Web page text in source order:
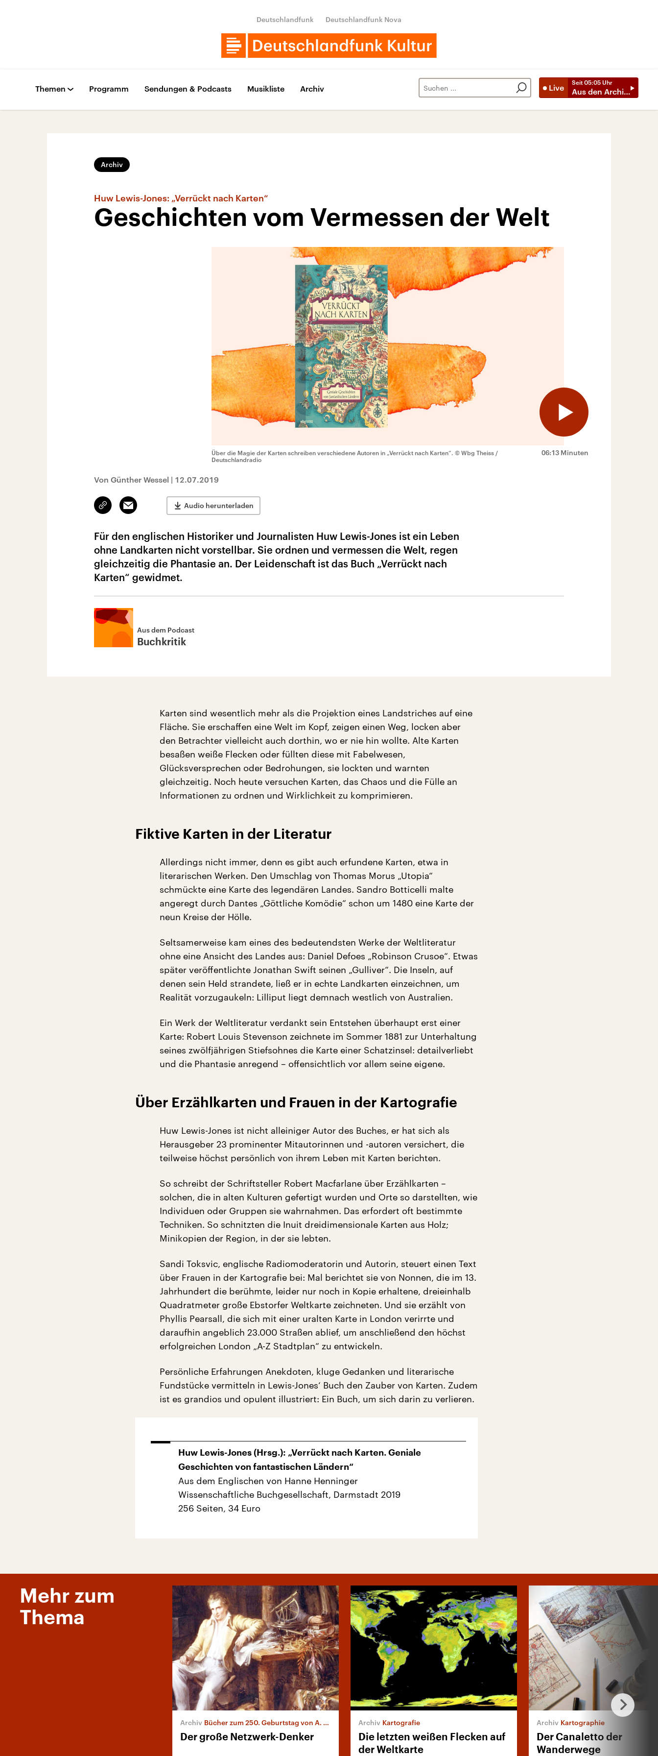
Deutschlandfunk Deutschlandfunk Nova
Live
Seit 05:05 Uhr
Aus den Archiven
Themen Programm Sendungen & Podcasts Musikliste Archiv
Archiv
Huw Lewis-Jones: „Verrückt nach Karten“
Geschichten vom Vermessen der Welt
06:13 Minuten
Über die Magie der Karten schreiben verschiedene Autoren in „Verrückt nach Karten“. © Wbg Theiss /
Deutschlandradio
Von Günther Wessel | 12.07.2019
Link
kopieren/teilen
Email Audio herunterladen
Für den englischen Historiker und Journalisten Huw Lewis-Jones ist ein Leben
ohne Landkarten nicht vorstellbar. Sie ordnen und vermessen die Welt, regen
gleichzeitig die Phantasie an. Der Leidenschaft ist das Buch „Verrückt nach
Karten“ gewidmet.
Aus dem Podcast
Buchkritik
Karten sind wesentlich mehr als die Projektion eines Landstriches auf eine
Fläche. Sie erschaffen eine Welt im Kopf, zeigen einen Weg, locken aber
den Betrachter vielleicht auch dorthin, wo er nie hin wollte. Alte Karten
besaßen weiße Flecken oder füllten diese mit Fabelwesen,
Glücksversprechen oder Bedrohungen, sie lockten und warnten
gleichzeitig. Noch heute versuchen Karten, das Chaos und die Fülle an
Informationen zu ordnen und Wirklichkeit zu komprimieren.
Fiktive Karten in der Literatur
Allerdings nicht immer, denn es gibt auch erfundene Karten, etwa in
literarischen Werken. Den Umschlag von Thomas Morus „Utopia“
schmückte eine Karte des legendären Landes. Sandro Botticelli malte
angeregt durch Dantes „Göttliche Komödie“ schon um 1480 eine Karte der
neun Kreise der Hölle.
Seltsamerweise kam eines des bedeutendsten Werke der Weltliteratur
ohne eine Ansicht des Landes aus: Daniel Defoes „Robinson Crusoe“. Etwas
später veröffentlichte Jonathan Swift seinen „Gulliver“. Die Inseln, auf
denen sein Held strandete, ließ er in echte Landkarten einzeichnen, um
Realität vorzugaukeln: Lilliput liegt demnach westlich von Australien.
Ein Werk der Weltliteratur verdankt sein Entstehen überhaupt erst einer
Karte: Robert Louis Stevenson zeichnete im Sommer 1881 zur Unterhaltung
seines zwölfjährigen Stiefsohnes die Karte einer Schatzinsel: detailverliebt
und die Phantasie anregend – offensichtlich vor allem seine eigene.
Über Erzählkarten und Frauen in der Kartografie
Huw Lewis-Jones ist nicht alleiniger Autor des Buches, er hat sich als
Herausgeber 23 prominenter Mitautorinnen und -autoren versichert, die
teilweise höchst persönlich von ihrem Leben mit Karten berichten.
So schreibt der Schriftsteller Robert Macfarlane über Erzählkarten –
solchen, die in alten Kulturen gefertigt wurden und Orte so darstellten, wie
Individuen oder Gruppen sie wahrnahmen. Das erfordert oft bestimmte
Techniken. So schnitzten die Inuit dreidimensionale Karten aus Holz;
Minikopien der Region, in der sie lebten.
Sandi Toksvic, englische Radiomoderatorin und Autorin, steuert einen Text
über Frauen in der Kartografie bei: Mal berichtet sie von Nonnen, die im 13.
Jahrhundert die berühmte, leider nur noch in Kopie erhaltene, dreieinhalb
Quadratmeter große Ebstorfer Weltkarte zeichneten. Und sie erzählt von
Phyllis Pearsall, die sich mit einer uralten Karte in London verirrte und
daraufhin angeblich 23.000 Straßen ablief, um anschließend den höchst
erfolgreichen London „A-Z Stadtplan“ zu entwickeln.
Persönliche Erfahrungen Anekdoten, kluge Gedanken und literarische
Fundstücke vermitteln in Lewis-Jones‘ Buch den Zauber von Karten. Zudem
ist es grandios und opulent illustriert: Ein Buch, um sich darin zu verlieren.
Huw Lewis-Jones (Hrsg.): „Verrückt nach Karten. Geniale
Geschichten von fantastischen Ländern“
Aus dem Englischen von Hanne Henninger
Wissenschaftliche Buchgesellschaft, Darmstadt 2019
256 Seiten, 34 Euro
Mehr zum
Thema
Bücher zum 250. Geburtstag von A. von Humboldt
Der große Netzwerk-Denker
Kartografie
Die letzten weißen Flecken auf
der Weltkarte
Kartographie
Der Canaletto der
Wanderwege